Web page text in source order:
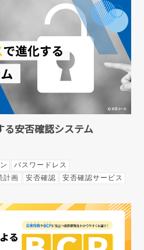
安否確認システム
パスワードレス
計画 安否確認 安否確認サービス